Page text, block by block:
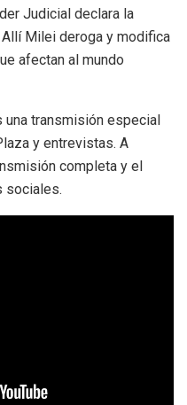
Judicial declara la
Milei deroga y modifica
afectan al mundo
una transmisión especial
y entrevistas. A
completa y el
sociales.